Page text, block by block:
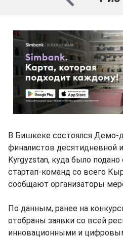
В Бишкеке состоялся Демо-
финалистов десятидневной
Kyrgyzstan, куда было
стартап-команд со всего
сообщают организаторы
По данным, ранее на
отобраны заявки со всей
инновационными и